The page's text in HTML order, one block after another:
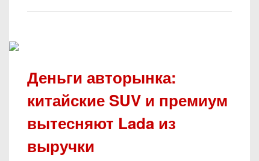
Деньги авторынка:
китайские SUV и премиум
вытесняют Lada из
выручки